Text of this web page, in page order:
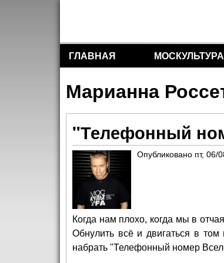
Разделы сайта
ГЛАВНАЯ МОСКУЛЬТУРА
Марианна
"Телефонный
Опубликовано пт, 06/
Когда нам плохо, когда мы в
Обнулить всё и двигаться в
набрать "Телефонный номер